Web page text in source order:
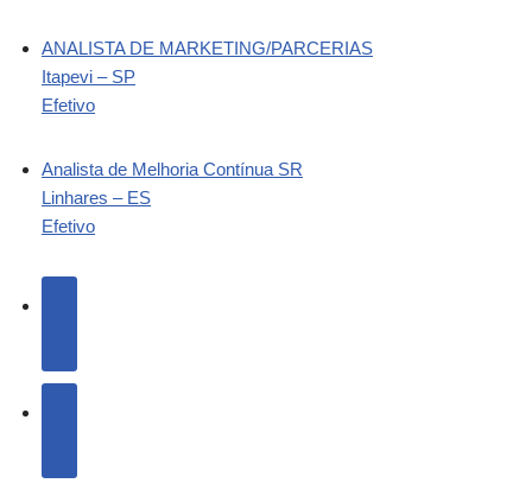
ANALISTA DE MARKETING/PARCERIAS
Itapevi – SP
Efetivo
Analista de Melhoria Contínua SR
Linhares – ES
Efetivo